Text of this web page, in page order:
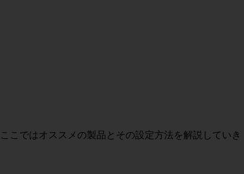
こではオススメの製品とその設定方法を解説していき